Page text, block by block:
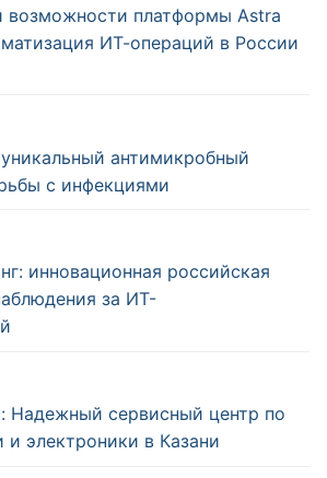
возможности платформы Astra
ИТ-операций в России
антимикробный
с инфекциями
инновационная российская
за ИТ-
Надежный сервисный центр по
и электроники в Казани